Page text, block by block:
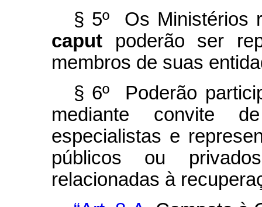
§ 5º Os Ministérios
caput poderão ser
membros de suas
§ 6º Poderão
mediante convite
especialistas e
públicos ou
relacionadas à